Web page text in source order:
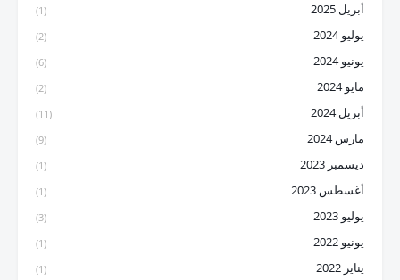
أبريل 2025 (1)
يوليو 2024 (2)
يونيو 2024 (6)
مايو 2024 (2)
أبريل 2024 (11)
مارس 2024 (9)
ديسمبر 2023 (1)
أغسطس 2023 (1)
يوليو 2023 (3)
يونيو 2022 (1)
يناير 2022 (1)